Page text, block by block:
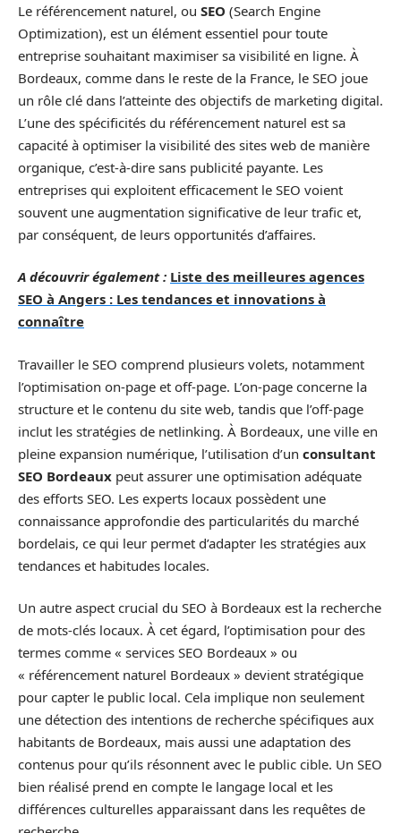
Le référencement naturel, ou SEO (Search Engine
Optimization), est un élément essentiel pour toute
entreprise souhaitant maximiser sa visibilité en ligne. À
Bordeaux, comme dans le reste de la France, le SEO joue
un rôle clé dans l’atteinte des objectifs de marketing digital.
L’une des spécificités du référencement naturel est sa
capacité à optimiser la visibilité des sites web de manière
organique, c’est-à-dire sans publicité payante. Les
entreprises qui exploitent efficacement le SEO voient
souvent une augmentation significative de leur trafic et,
par conséquent, de leurs opportunités d’affaires.
A découvrir également : Liste des meilleures agences
SEO à Angers : Les tendances et innovations à
connaître
Travailler le SEO comprend plusieurs volets, notamment
l’optimisation on-page et off-page. L’on-page concerne la
structure et le contenu du site web, tandis que l’off-page
inclut les stratégies de netlinking. À Bordeaux, une ville en
pleine expansion numérique, l’utilisation d’un consultant
SEO Bordeaux peut assurer une optimisation adéquate
des efforts SEO. Les experts locaux possèdent une
connaissance approfondie des particularités du marché
bordelais, ce qui leur permet d’adapter les stratégies aux
tendances et habitudes locales.
Un autre aspect crucial du SEO à Bordeaux est la recherche
de mots-clés locaux. À cet égard, l’optimisation pour des
termes comme « services SEO Bordeaux » ou
« référencement naturel Bordeaux » devient stratégique
pour capter le public local. Cela implique non seulement
une détection des intentions de recherche spécifiques aux
habitants de Bordeaux, mais aussi une adaptation des
contenus pour qu’ils résonnent avec le public cible. Un SEO
bien réalisé prend en compte le langage local et les
différences culturelles apparaissant dans les requêtes de